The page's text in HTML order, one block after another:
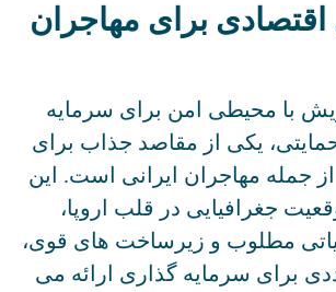
برای مهاجران
با محیطی امن برای سرمایه‌
یکی از مقاصد جذاب برای
جمله مهاجران ایرانی است. این
جغرافیایی در قلب اروپا،
مطلوب و زیرساخت‌ های قوی،
برای سرمایه‌ گذاری ارائه می